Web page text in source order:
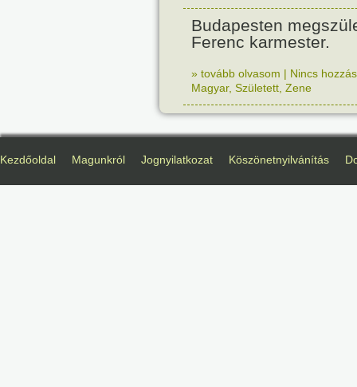
Budapesten
Ferenc karmester.
» tovább olvasom | Nincs
Magyar, Született Zene
Kezdőoldal Magunkról Jognyilatkozat Köszönetnyilvánítás